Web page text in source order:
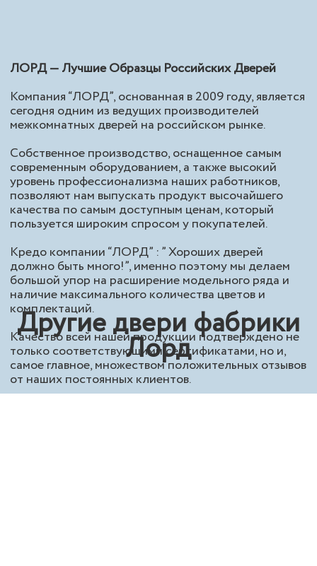
ЛОРД — Лучшие Образцы Российских Дверей
Компания “ЛОРД”, основанная в 2009 году, является
сегодня одним из ведущих производителей
межкомнатных дверей на российском рынке.
Собственное производство, оснащенное самым
современным оборудованием, а также высокий
уровень профессионализма наших работников,
позволяют нам выпускать продукт высочайшего
качества по самым доступным ценам, который
пользуется широким спросом у покупателей.
Кредо компании “ЛОРД” : ” Хороших дверей
должно быть много!”, именно поэтому мы делаем
большой упор на расширение модельного ряда и
наличие максимального количества цветов и
комплектаций.
Качество всей нашей продукции подтверждено не
только соответствующими сертификатами, но и,
самое главное, множеством положительных отзывов
от наших постоянных клиентов.
Другие двери фабрики
Лорд